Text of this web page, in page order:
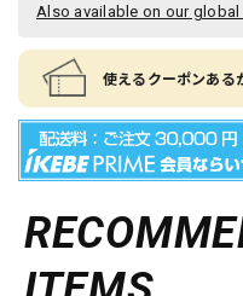
Also available on our global
使えるクーポンあ